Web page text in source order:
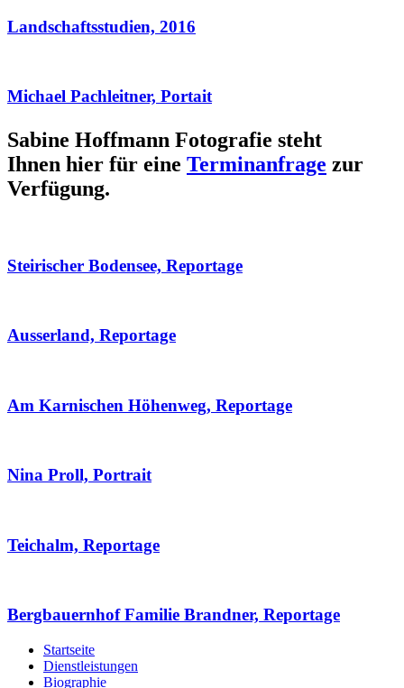
Landschaftsstudien, 2016
Michael Pachleitner, Portait
Sabine Hoffmann Fotografie steht
Ihnen hier für eine Terminanfrage zur
Verfügung.
Steirischer Bodensee, Reportage
Ausserland, Reportage
Am Karnischen Höhenweg, Reportage
Nina Proll, Portrait
Teichalm, Reportage
Bergbauernhof Familie Brandner, Reportage
Startseite
Dienstleistungen
Biographie